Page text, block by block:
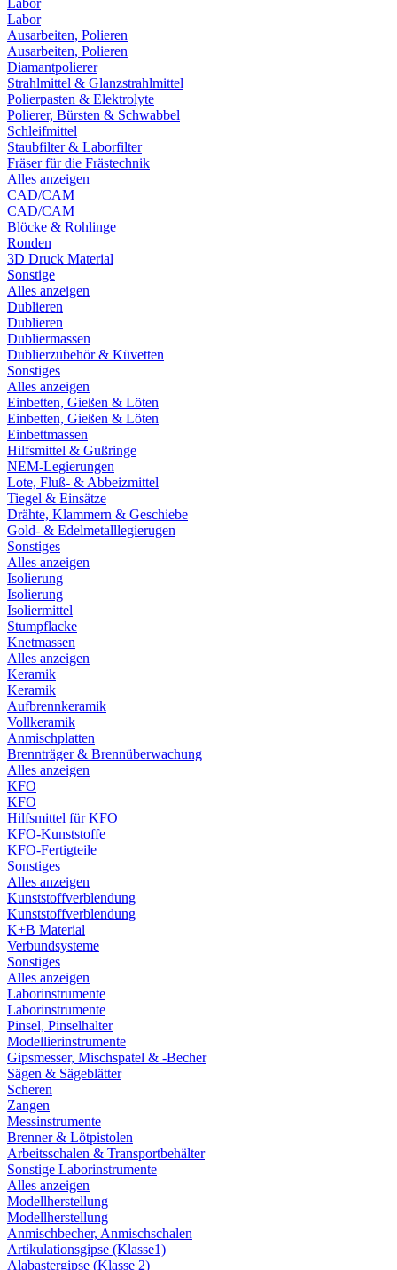
Labor
Labor
Ausarbeiten, Polieren
Ausarbeiten, Polieren
Diamantpolierer
Strahlmittel & Glanzstrahlmittel
Polierpasten & Elektrolyte
Polierer, Bürsten & Schwabbel
Schleifmittel
Staubfilter & Laborfilter
Fräser für die Frästechnik
Alles anzeigen
CAD/CAM
CAD/CAM
Blöcke & Rohlinge
Ronden
3D Druck Material
Sonstige
Alles anzeigen
Dublieren
Dublieren
Dubliermassen
Dublierzubehör & Küvetten
Sonstiges
Alles anzeigen
Einbetten, Gießen & Löten
Einbetten, Gießen & Löten
Einbettmassen
Hilfsmittel & Gußringe
NEM-Legierungen
Lote, Fluß- & Abbeizmittel
Tiegel & Einsätze
Drähte, Klammern & Geschiebe
Gold- & Edelmetalllegierugen
Sonstiges
Alles anzeigen
Isolierung
Isolierung
Isoliermittel
Stumpflacke
Knetmassen
Alles anzeigen
Keramik
Keramik
Aufbrennkeramik
Vollkeramik
Anmischplatten
Brennträger & Brennüberwachung
Alles anzeigen
KFO
KFO
Hilfsmittel für KFO
KFO-Kunststoffe
KFO-Fertigteile
Sonstiges
Alles anzeigen
Kunststoffverblendung
Kunststoffverblendung
K+B Material
Verbundsysteme
Sonstiges
Alles anzeigen
Laborinstrumente
Laborinstrumente
Pinsel, Pinselhalter
Modellierinstrumente
Gipsmesser, Mischspatel & -Becher
Sägen & Sägeblätter
Scheren
Zangen
Messinstrumente
Brenner & Lötpistolen
Arbeitsschalen & Transportbehälter
Sonstige Laborinstrumente
Alles anzeigen
Modellherstellung
Modellherstellung
Anmischbecher, Anmischschalen
Artikulationsgipse (Klasse1)
Alabastergipse (Klasse 2)